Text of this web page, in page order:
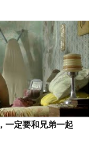
一定要和兄弟一起